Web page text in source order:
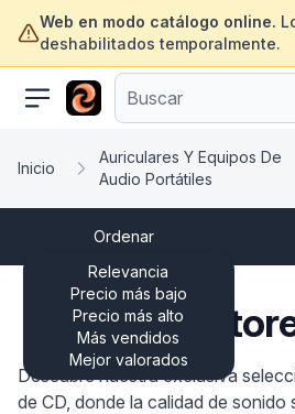
Web en modo catálogo online.
deshabilitados temporalmente.
ofertasinformatica.com
Inicio
Auriculares Y Equipos De
Audio Portátiles
Ordenar
Relevancia
Precio más bajo
Precio más alto
Más vendidos
Mejor valorados
Descubre nuestra exclusiva
de CD, donde la calidad de sonido